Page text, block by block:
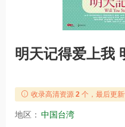
明天记得爱上我
收录高清资源 2 个，最后更
地区： 中国台湾